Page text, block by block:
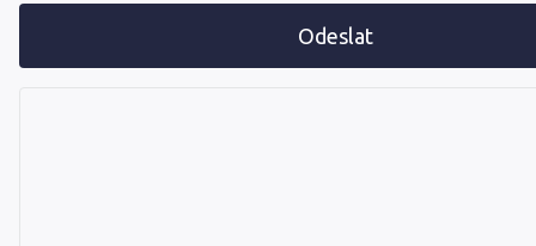
Odeslat